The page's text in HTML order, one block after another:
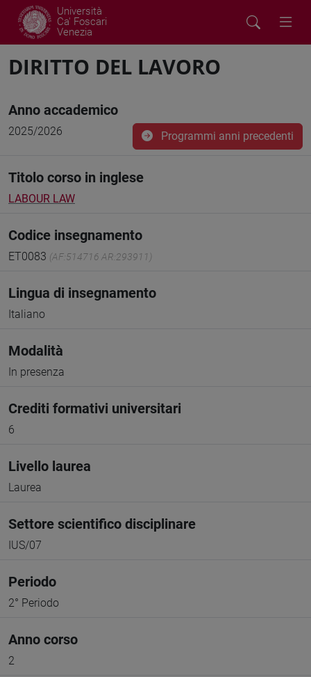
Università
Ca' Foscari
Venezia
DIRITTO DEL LAVORO
Anno accademico
2025/2026 Programmi anni precedenti
Titolo corso in inglese
LABOUR LAW
Codice insegnamento
ET0083 (AF:514716 AR:293911)
Lingua di insegnamento
Italiano
Modalità
In presenza
Crediti formativi universitari
6
Livello laurea
Laurea
Settore scientifico disciplinare
IUS/07
Periodo
2° Periodo
Anno corso
2